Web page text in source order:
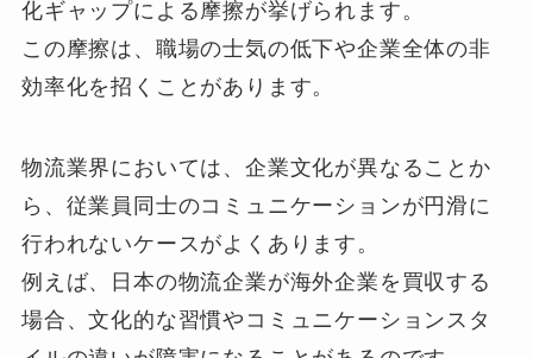
化ギャップによる摩擦が挙げられます。
この摩擦は、職場の士気の低下や企業全体の非
効率化を招くことがあります。
物流業界においては、企業文化が異なることか
ら、従業員同士のコミュニケーションが円滑に
行われないケースがよくあります。
例えば、日本の物流企業が海外企業を買収する
場合、文化的な習慣やコミュニケーションスタ